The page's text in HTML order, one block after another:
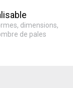
dimensions,
de pales